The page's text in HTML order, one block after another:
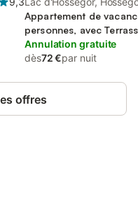
Appartement de
personnes, avec
Annulation gratuite
dès72 €par nuit
offres